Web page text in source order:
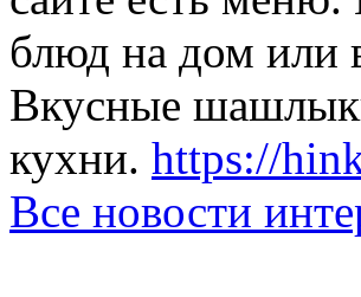
блюд на дом или
Вкусные
кухни. https://
Все новости